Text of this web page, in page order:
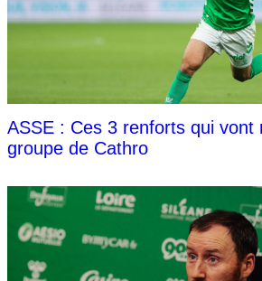
ASSE : Ces 3 renforts qui vont
groupe de Cathro